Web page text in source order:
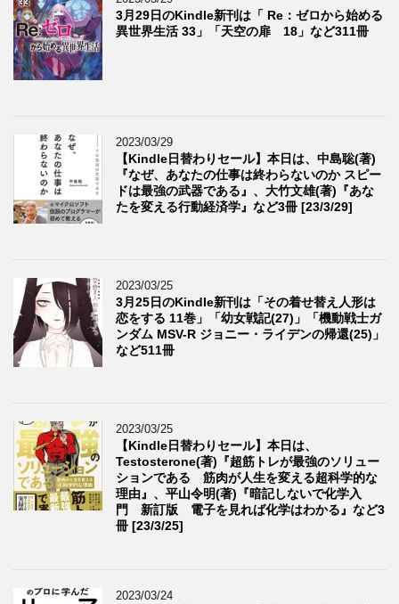
3月29日のKindle新刊は「 Re：ゼロから始める
異世界生活 33」「天空の扉 18」など311冊
2023/03/29
【Kindle日替わりセール】本日は、中島聡(著)
『なぜ、あなたの仕事は終わらないのか スピー
ドは最強の武器である』、大竹文雄(著)『あな
たを変える行動経済学』など3冊 [23/3/29]
2023/03/25
3月25日のKindle新刊は「その着せ替え人形は
恋をする 11巻」「幼女戦記(27)」「機動戦士ガ
ンダム MSV-R ジョニー・ライデンの帰還(25)」
など511冊
2023/03/25
【Kindle日替わりセール】本日は、
Testosterone(著)『超筋トレが最強のソリュー
ションである 筋肉が人生を変える超科学的な
理由』、平山令明(著)『暗記しないで化学入
門 新訂版 電子を見れば化学はわかる』など3
冊 [23/3/25]
2023/03/24